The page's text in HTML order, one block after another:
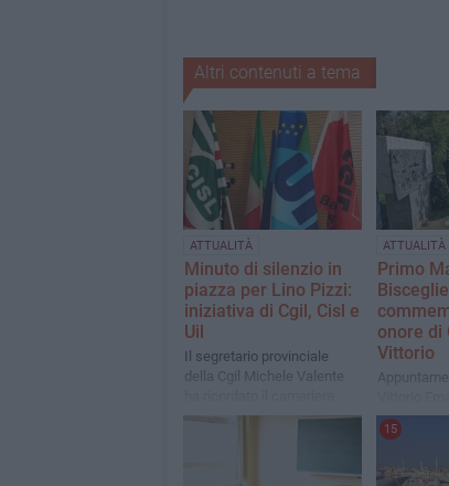
Altri contenuti a tema
ATTUALITÀ
Minuto di silenzio in
piazza per Lino Pizzi:
iniziativa di Cgil, Cisl e
Uil
Il segretario provinciale
della Cgil Michele Valente
62enne, ucciso per errore
ATTUALITÀ
Primo
onore di
Vittorio
celebrare il
dei lavoratori
15